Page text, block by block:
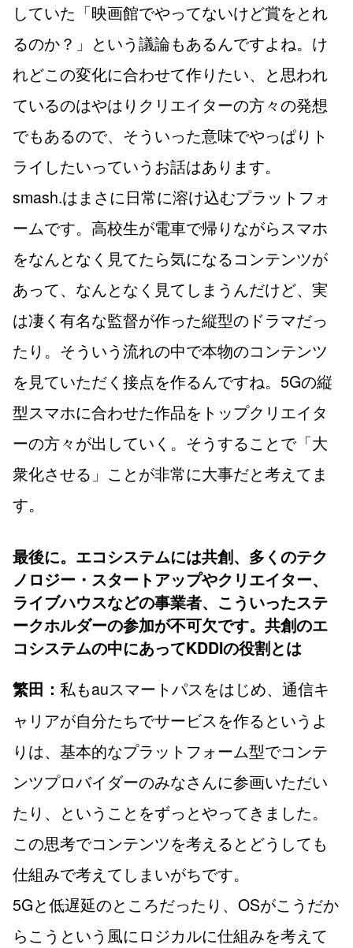
していた「映画館でやってないけど賞をとれ
るのか？」という議論もあるんですよね。け
れどこの変化に合わせて作りたい、と思われ
ているのはやはりクリエイターの方々の発想
でもあるので、そういった意味でやっぱりト
ライしたいっていうお話はあります。
smash.はまさに日常に溶け込むプラットフォ
ームです。高校生が電車で帰りながらスマホ
をなんとなく見てたら気になるコンテンツが
あって、なんとなく見てしまうんだけど、実
は凄く有名な監督が作った縦型のドラマだっ
たり。そういう流れの中で本物のコンテンツ
を見ていただく接点を作るんですね。5Gの縦
型スマホに合わせた作品をトップクリエイタ
ーの方々が出していく。そうすることで「大
衆化させる」ことが非常に大事だと考えてま
す。
最後に。エコシステムには共創、多くのテク
ノロジー・スタートアップやクリエイター、
ライブハウスなどの事業者、こういったステ
ークホルダーの参加が不可欠です。共創のエ
コシステムの中にあってKDDIの役割とは
繁田： 私もauスマートパスをはじめ、通信キ
ャリアが自分たちでサービスを作るというよ
りは、基本的なプラットフォーム型でコンテ
ンツプロバイダーのみなさんに参画いただい
たり、ということをずっとやってきました。
この思考でコンテンツを考えるとどうしても
仕組みで考えてしまいがちです。
5Gと低遅延のところだったり、OSがこうだか
らこうという風にロジカルに仕組みを考えて